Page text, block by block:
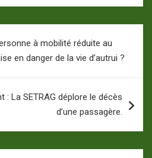
à mobilité réduite au
en danger de la vie d’autrui ?
La SETRAG déplore le décès
d’une passagère.